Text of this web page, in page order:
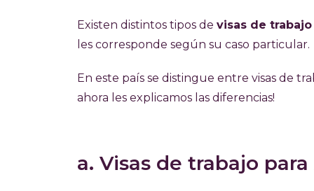
Existen distintos tipos de visas de
les corresponde según su caso particular.
En este país se distingue entre visas de
ahora les explicamos las diferencias!
a. Visas de trabajo